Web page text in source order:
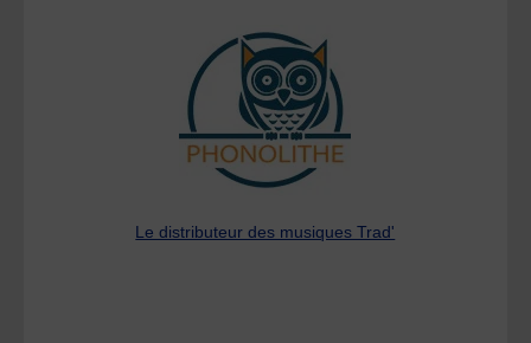
Le distributeur des musiques Trad'